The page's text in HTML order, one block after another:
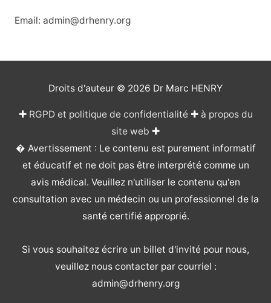
Email: admin@drhenry.org
Droits d'auteur © 2026 Dr Marc HENRY
✚ RGPD et politique de confidentialité✚ à propos du
site web ✚
� Avertissement : Le contenu est purement informatif
et éducatif et ne doit pas être interprété comme un
avis médical. Veuillez n'utiliser le contenu qu'en
consultation avec un médecin ou un professionnel de la
santé certifié approprié.
Si vous souhaitez écrire un billet d'invité pour nous,
veuillez nous contacter par courriel :
admin@drhenry.org